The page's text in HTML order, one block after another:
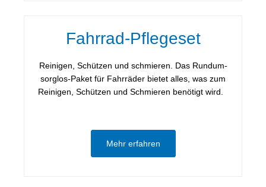
Fahrrad-Pflegeset
Reinigen, Schützen und schmieren. Das Rundum-
sorglos-Paket für Fahrräder bietet alles, was zum
Reinigen, Schützen und Schmieren benötigt wird.
Mehr erfahren